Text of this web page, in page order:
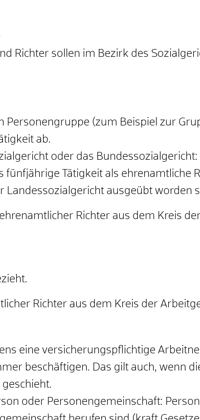
Richter sollen im Bezirk des
Personengruppe (zum Beispiel zur
ab.
oder das Bundessozialgericht:
fünfjährige Tätigkeit als ehrenamtliche
Landessozialgericht ausgeübt worden
Richter aus dem Kreis
Richter aus dem Kreis der
eine versicherungspflichtige
beschäftigen. Das gilt auch, wenn
oder Personengemeinschaft: